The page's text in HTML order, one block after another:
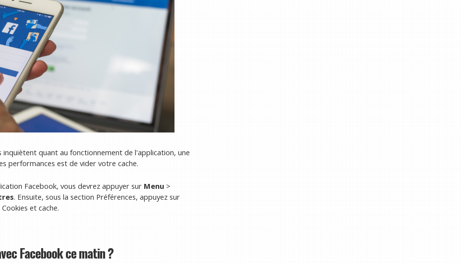
inquiètent quant au fonctionnement de l'application, une
performances est de vider votre cache.
Facebook, vous devrez appuyer sur Menu >
. Ensuite, sous la section Préférences, appuyez sur
et cache.
Facebook ce matin ?